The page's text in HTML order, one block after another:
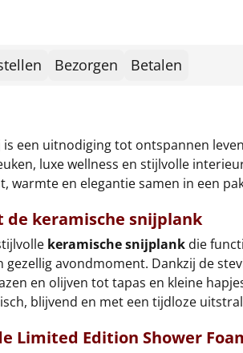
Bezorgen Betalen
een uitnodiging tot ontspannen
luxe wellness en stijlvolle
warmte en elegantie samen in een
de keramische snijplank
keramische snijplank die
avondmoment. Dankzij de
en olijven tot tapas en kleine
blijvend en met een tijdloze
Limited Edition Shower